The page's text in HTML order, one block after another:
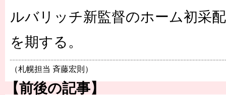
ルバリッチ新監督のホーム初采
を期する。
（札幌担当 斉藤宏則）
【前後の記事】